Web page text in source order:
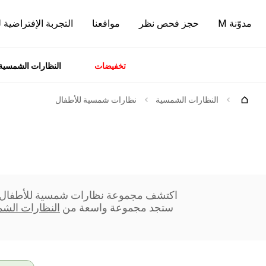
حديثاً
مدوّنة M حجز فحص نظر مواقعنا التجربة
تخفيضات النظارات
النظارات الشمسية نظارات شمسية للأطفال
اكتشف مجموعة نظارات شمسية للأطفال
ستجد مجموعة واسعة من النظارات